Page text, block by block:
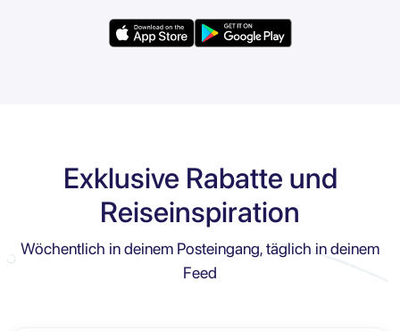
Exklusive Rabatte und
Reiseinspiration
Wöchentlich in deinem Posteingang, täglich in deinem
Feed